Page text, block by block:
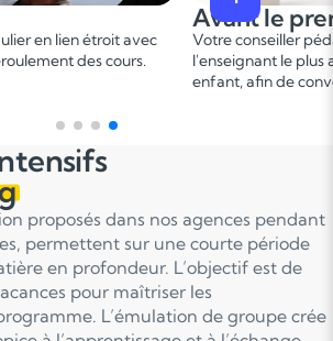
met en relation avec
du profil de votre
Pendant
Ce 1ercours
points forts et
sur le
proposés dans nos agences pendant
permettent sur une courte période
en profondeur. L’objectif est de
pour maîtriser les
L’émulation de groupe crée